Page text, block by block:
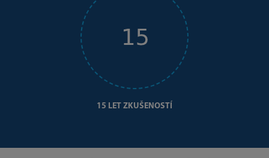
15 LET ZKUŠENOSTÍ